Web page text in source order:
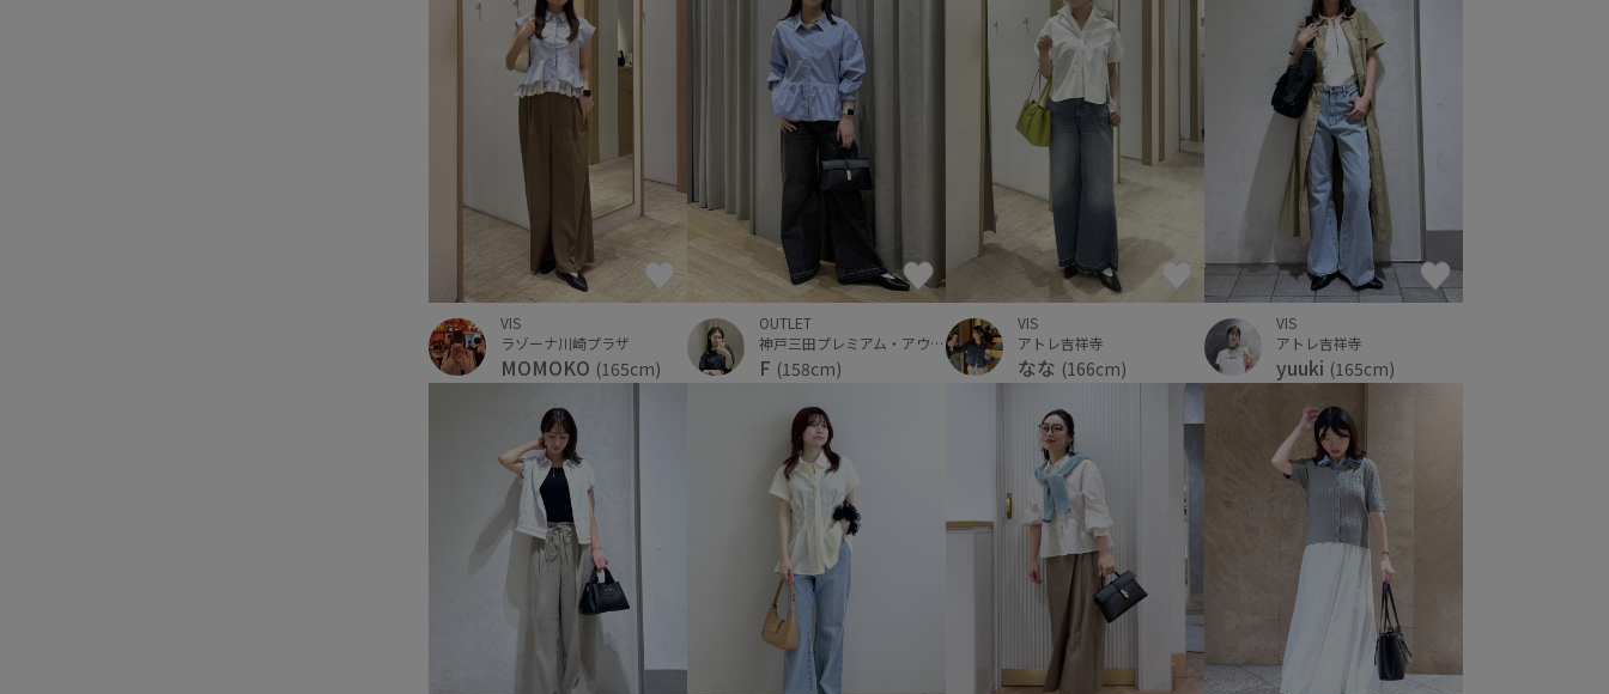
VIS
ラゾーナ川崎プラザ
MOMOKO (165cm)
OUTLET
神戸三田プレミアム・アウトレット
F (158cm)
VIS
アトレ吉祥寺
なな (166cm)
VIS
アトレ吉祥寺
yuuki (165cm)